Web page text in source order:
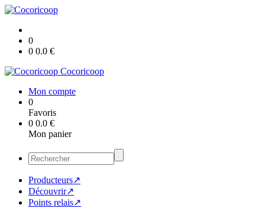
0
0 0.0 €
Cocoricoop
Mon compte
0
Favoris
0 0.0 €
Mon panier
Producteurs↗
Découvrir↗
Points relais↗